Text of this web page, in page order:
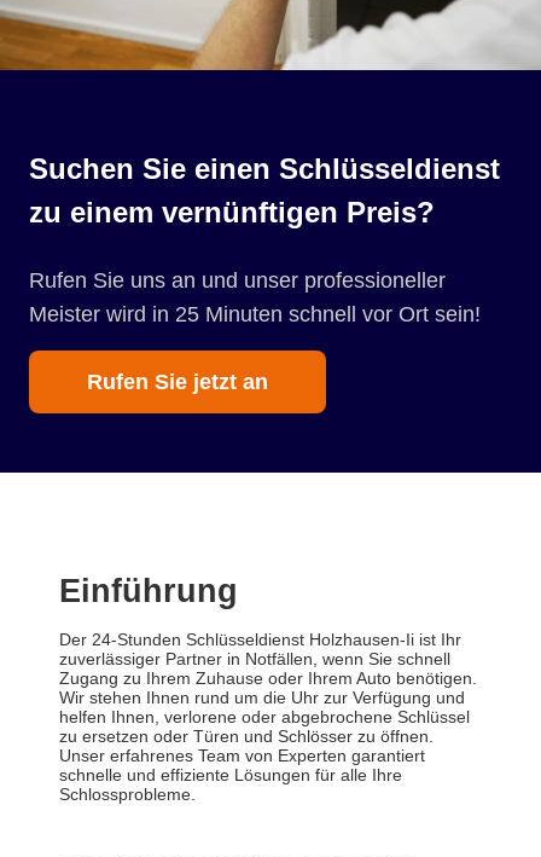
Suchen Sie einen Schlüsseldienst
zu einem vernünftigen Preis?
Rufen Sie uns an und unser professioneller
Meister wird in 25 Minuten schnell vor Ort sein!
Rufen Sie jetzt an
Einführung
Der 24-Stunden Schlüsseldienst Holzhausen-Ii ist Ihr
zuverlässiger Partner in Notfällen, wenn Sie schnell
Zugang zu Ihrem Zuhause oder Ihrem Auto benötigen.
Wir stehen Ihnen rund um die Uhr zur Verfügung und
helfen Ihnen, verlorene oder abgebrochene Schlüssel
zu ersetzen oder Türen und Schlösser zu öffnen.
Unser erfahrenes Team von Experten garantiert
schnelle und effiziente Lösungen für alle Ihre
Schlossprobleme.